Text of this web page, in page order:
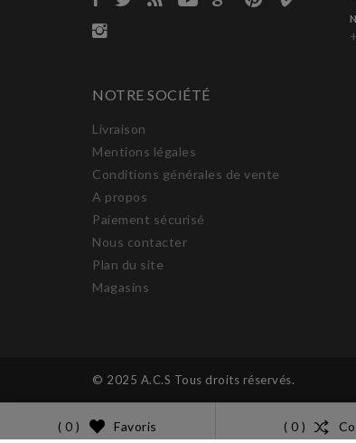
NOTRE SOCIÉTÉ
Livraison
Mentions légales
Conditions générales de vente
A propos
Paiement sécurisé
Nous contacter
Plan du site
Magasins
© 2025 A.C.S Tous droits réservés.
( 0 ) Favoris ( 0 )